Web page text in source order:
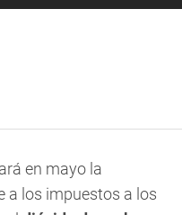
en mayo la
a los impuestos a los